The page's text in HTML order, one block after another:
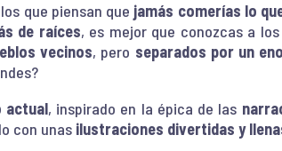
que piensan que jamás comerías lo
de raíces, es mejor que conozcas a
vecinos, pero separados por un
actual, inspirado en la épica de las
con unas ilustraciones divertidas y